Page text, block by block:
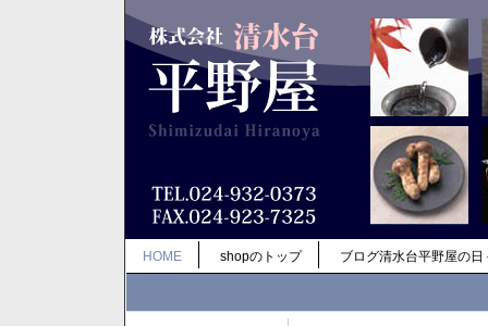
HOME shopのトップ ブログ清水台平野屋の日